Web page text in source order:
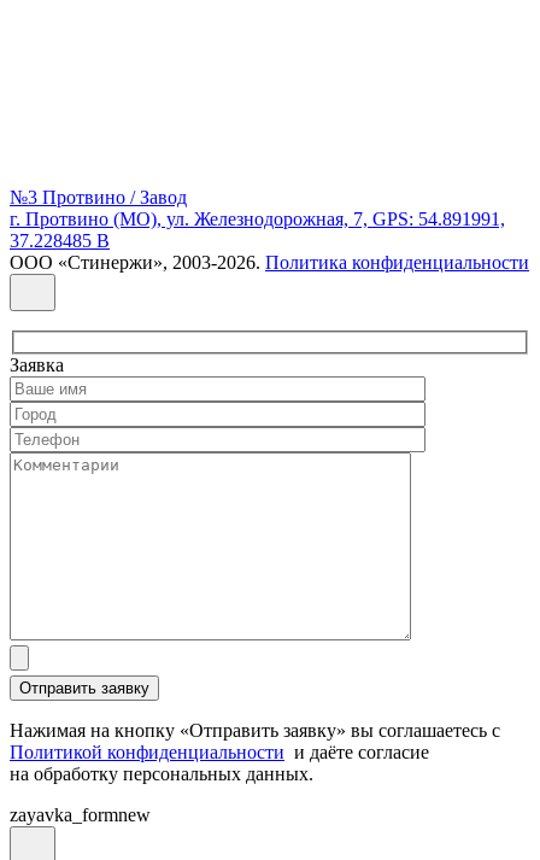
№3 Протвино / Завод
г. Протвино (МО), ул. Железнодорожная, 7, GPS: 54.891991,
37.228485 В
ООО «Стинержи», 2003-2026. Политика конфиденциальности
Заявка
Нажимая на кнопку «Отправить заявку» вы соглашаетесь с
Политикой конфиденциальности и даёте согласие
на обработку персональных данных.
zayavka_formnew